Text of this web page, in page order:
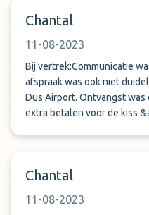
Chantal
11-08-2023
Bij vertrek:Communicatie was
afspraak was ook niet
Dus Airport. Ontvangst was onvriendelijk We moesten 5€
extra betalen voor de kiss &amp; fly
Chantal
11-08-2023